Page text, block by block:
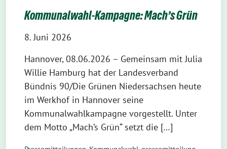
Kommunalwahl-Kampagne: Mach’s Grün
8. Juni 2026
Hannover, 08.06.2026 – Gemeinsam mit Julia
Willie Hamburg hat der Landesverband
Bündnis 90/Die Grünen Niedersachsen heute
im Werkhof in Hannover seine
Kommunalwahlkampagne vorgestellt. Unter
dem Motto „Mach’s Grün“ setzt die […]